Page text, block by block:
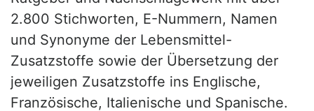
2.800 Stichworten, E-Nummern, Namen
und Synonyme der Lebensmittel-
Zusatzstoffe sowie der Übersetzung der
jeweiligen Zusatzstoffe ins Englische,
Französische, Italienische und Spanische.